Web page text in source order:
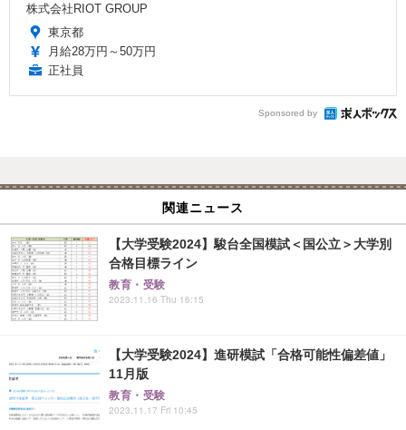
株式会社RIOT GROUP
東京都
月給28万円～50万円
正社員
Sponsored by
関連ニュース
【大学受験2024】駿台全国模試＜国公立＞大学別
合格目標ライン
教育・受験
2023.11.16 Thu 16:15
【大学受験2024】進研模試「合格可能性偏差値」
11月版
教育・受験
2023.11.17 Fri 10:45